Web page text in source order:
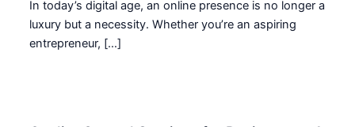
In today’s digital age, an online presence is no longer a
luxury but a necessity. Whether you’re an aspiring
entrepreneur, […]